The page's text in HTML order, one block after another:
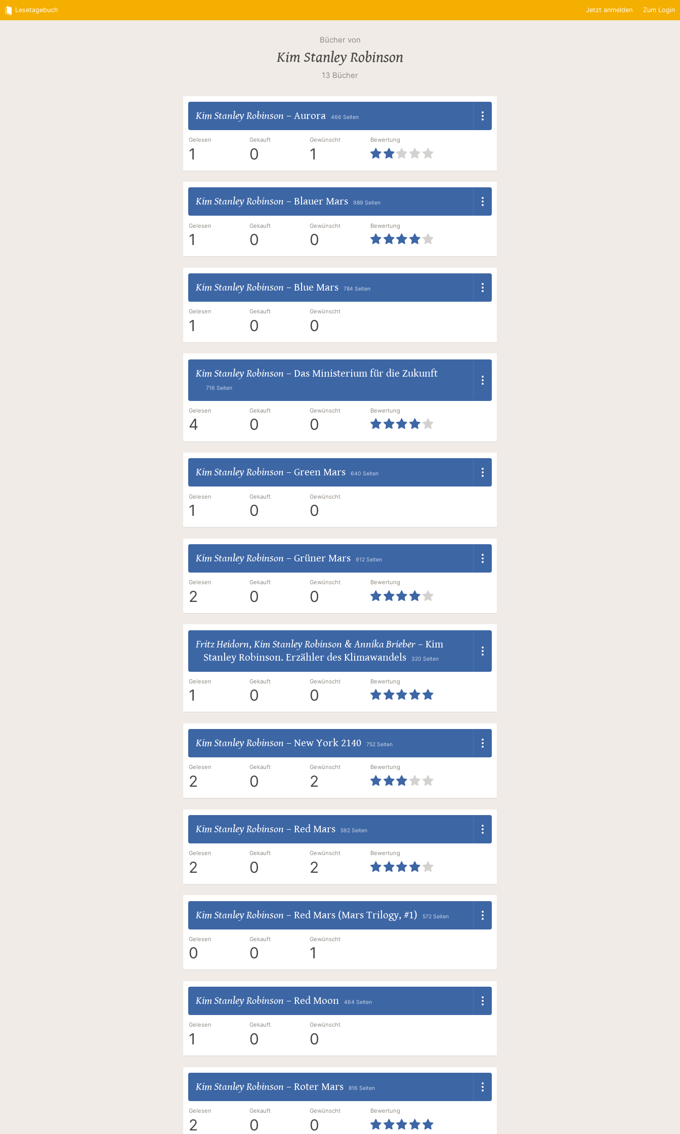
Lesetagebuch Jetzt anmelden Zum Login
Bücher von
Kim Stanley Robinson
13 Bücher
Kim Stanley Robinson – Aurora 466 Seiten
Gelesen
1
Gekauft
0
Gewünscht
1
Bewertung
Kim Stanley Robinson – Blauer Mars 989 Seiten
Gelesen
1
Gekauft
0
Gewünscht
0
Bewertung
Kim Stanley Robinson – Blue Mars 784 Seiten
Gelesen
1
Gekauft
0
Gewünscht
0
Kim Stanley Robinson – Das Ministerium für die Zukunft
716 Seiten
Gelesen
4
Gekauft
0
Gewünscht
0
Bewertung
Kim Stanley Robinson – Green Mars 640 Seiten
Gelesen
1
Gekauft
0
Gewünscht
0
Kim Stanley Robinson – Grüner Mars 912 Seiten
Gelesen
2
Gekauft
0
Gewünscht
0
Bewertung
Fritz Heidorn, Kim Stanley Robinson &Annika Brieber– Kim
Stanley Robinson. Erzähler des Klimawandels
320 Seiten
Gelesen
1
Gekauft
0
Gewünscht
0
Bewertung
Kim Stanley Robinson – New York 2140 752 Seiten
Gelesen
2
Gekauft
0
Gewünscht
2
Bewertung
Kim Stanley Robinson – Red Mars 592 Seiten
Gelesen
2
Gekauft
0
Gewünscht
2
Bewertung
Kim Stanley Robinson – Red Mars (Mars Trilogy, #1) 572 Seiten
Gelesen
0
Gekauft
0
Gewünscht
1
Kim Stanley Robinson – Red Moon 464 Seiten
Gelesen
1
Gekauft
0
Gewünscht
0
Kim Stanley Robinson – Roter Mars 816 Seiten
Gelesen
2
Gekauft
0
Gewünscht
0
Bewertung